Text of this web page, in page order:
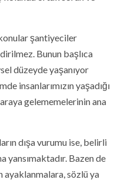
şantiyeciler
Bunun başlıca
düzeyde yaşanıyor
insanlarımızın yaşadığı
gelememelerinin ana
dışa vurumu ise, belirli
yansımaktadır. Bazen de
ayaklanmalara, sözlü ya